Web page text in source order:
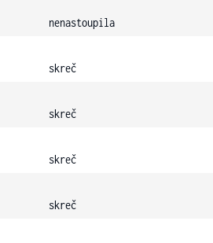
nenastoupila
skreč
skreč
skreč
skreč